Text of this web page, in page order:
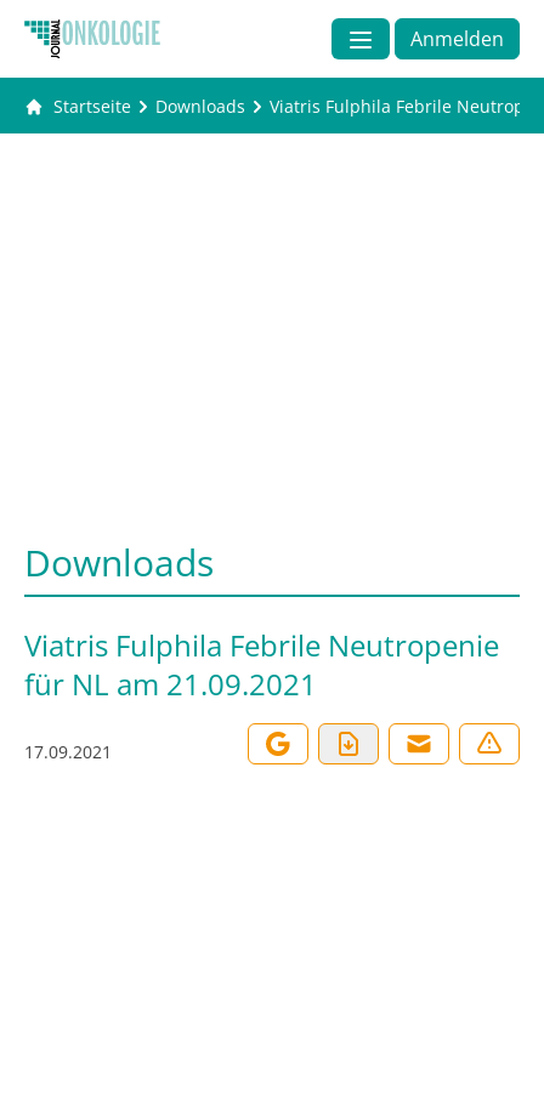
Anmelden
Startseite Downloads Viatris Fulphila Febrile
Downloads
Viatris Fulphila Febrile Neutropenie
für NL am 21.09.2021
17.09.2021